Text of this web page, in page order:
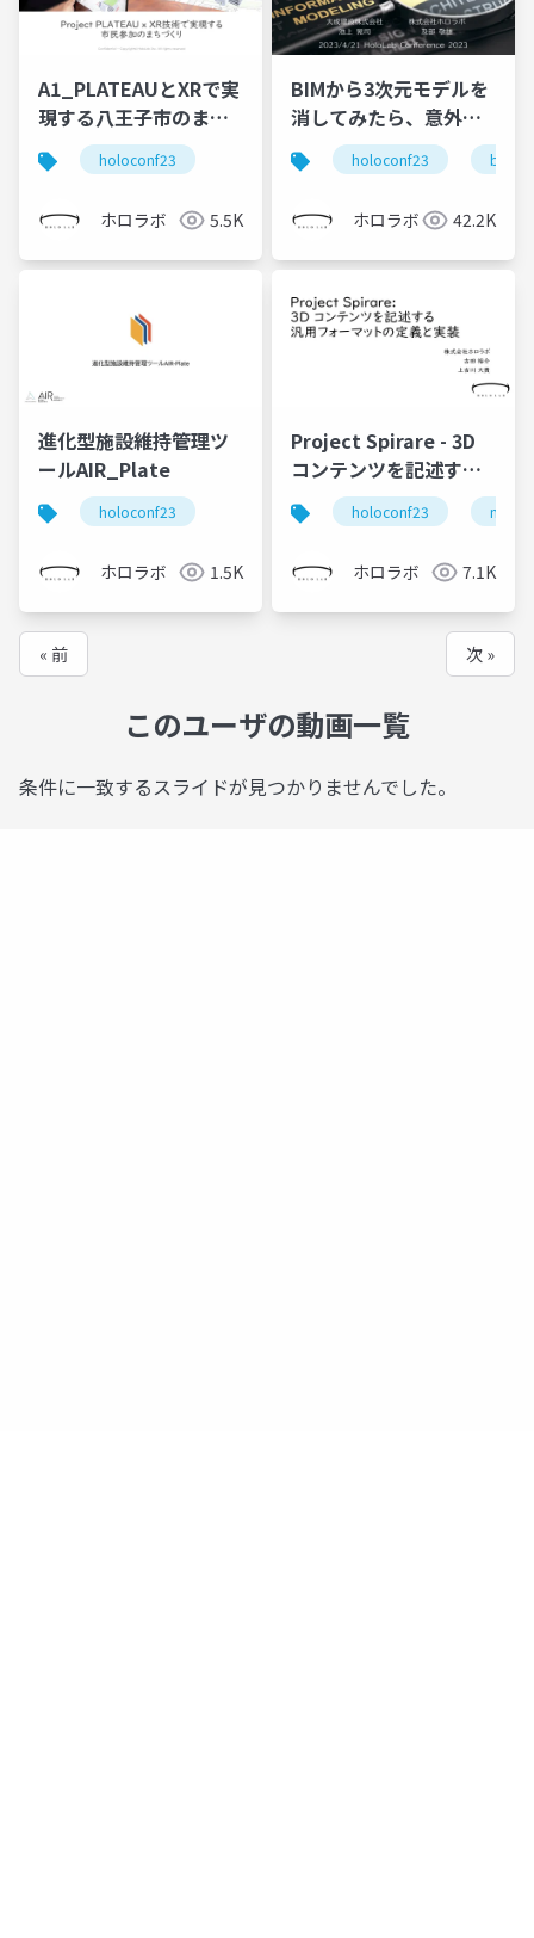
A1_PLATEAUとXRで実
現する八王子市のまち
づくりDXholoconf23
ホロラボ 5.5K
BIMから3次元モデルを
消してみたら、意外に
便利でしたholoconf23 bim
ホロラボ 42.2K
進化型施設維持管理ツ
ールAIR_Plate
holoconf23
ホロラボ 1.5K
Project Spirare - 3D
コンテンツを記述する
汎用フォーマットの定
義と実装
holoconf23 mixed
ホロラボ 7.1K
« 前 次 »
このユーザの動画一覧
条件に一致するスライドが見つかりませんでした。